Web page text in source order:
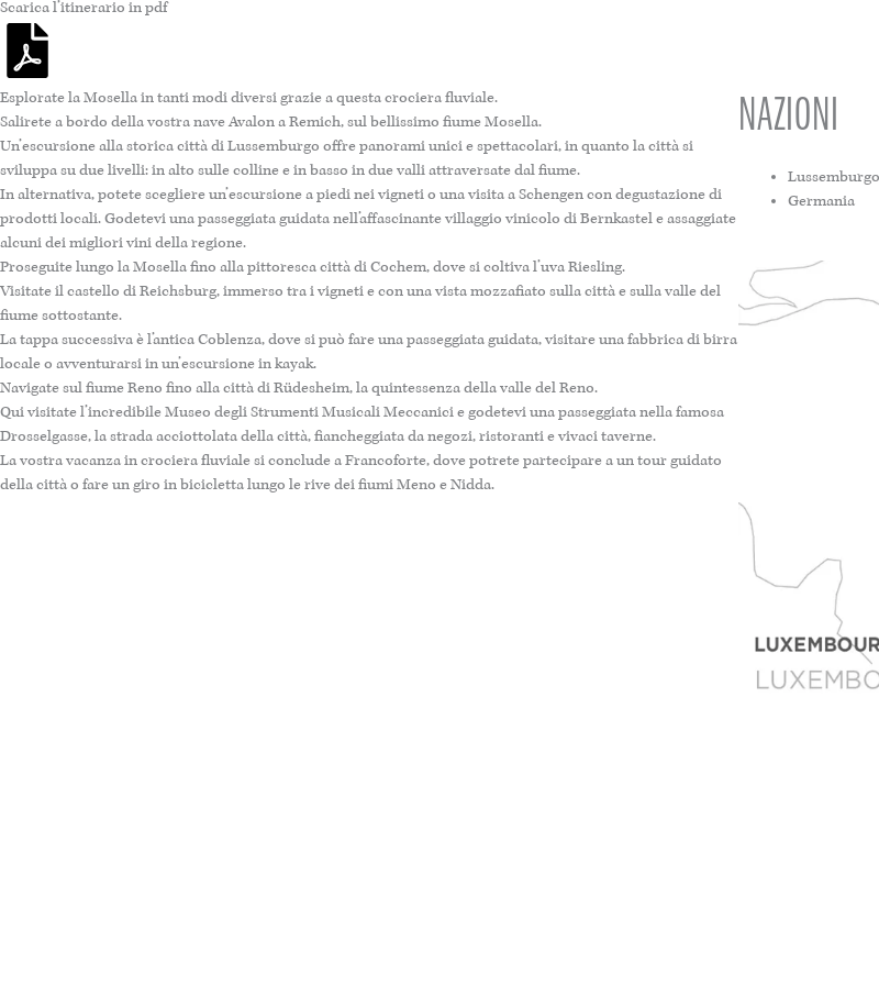
Scarica l’itinerario in pdf
Esplorate la Mosella in tanti modi diversi grazie a questa crociera fluviale.
Salirete a bordo della vostra nave Avalon a Remich, sul bellissimo fiume Mosella.
Un’escursione alla storica città di Lussemburgo offre panorami unici e spettacolari, in quanto la città si
sviluppa su due livelli: in alto sulle colline e in basso in due valli attraversate dal fiume.
In alternativa, potete scegliere un’escursione a piedi nei vigneti o una visita a Schengen con degustazione di
prodotti locali. Godetevi una passeggiata guidata nell’affascinante villaggio vinicolo di Bernkastel e assaggiate
alcuni dei migliori vini della regione.
Proseguite lungo la Mosella fino alla pittoresca città di Cochem, dove si coltiva l’uva Riesling.
Visitate il castello di Reichsburg, immerso tra i vigneti e con una vista mozzafiato sulla città e sulla valle del
fiume sottostante.
La tappa successiva è l’antica Coblenza, dove si può fare una passeggiata guidata, visitare una fabbrica di birra
locale o avventurarsi in un’escursione in kayak.
Navigate sul fiume Reno fino alla città di Rüdesheim, la quintessenza della valle del Reno.
Qui visitate l’incredibile Museo degli Strumenti Musicali Meccanici e godetevi una passeggiata nella famosa
Drosselgasse, la strada acciottolata della città, fiancheggiata da negozi, ristoranti e vivaci taverne.
La vostra vacanza in crociera fluviale si conclude a Francoforte, dove potrete partecipare a un tour guidato
della città o fare un giro in bicicletta lungo le rive dei fiumi Meno e Nidda.
NAZIONI
Lussemburgo
Germania